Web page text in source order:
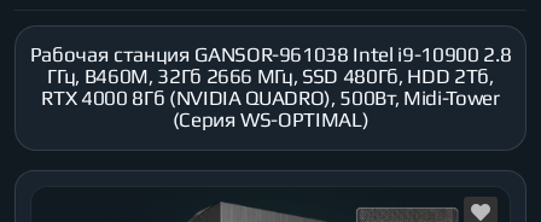
Рабочая станция GANSOR-961038 Intel i9-10900 2.8
ГГц, B460M, 32Гб 2666 МГц, SSD 480Гб, HDD 2Тб,
RTX 4000 8Гб (NVIDIA QUADRO), 500Вт, Midi-Tower
(Серия WS-OPTIMAL)